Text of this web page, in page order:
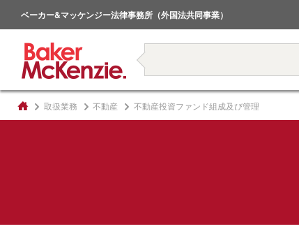
ベーカー&マッケンジー法律事務所（外国法共同事業）
著書
取扱業務 不動産 不動産投資ファンド組成及び管理